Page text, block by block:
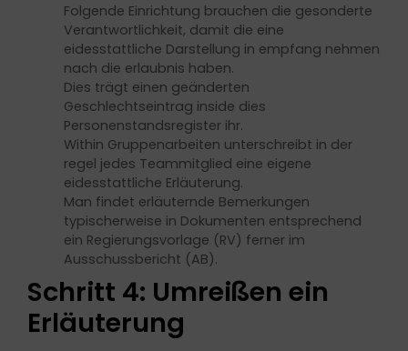
Folgende Einrichtung brauchen die gesonderte
Verantwortlichkeit, damit die eine
eidesstattliche Darstellung in empfang nehmen
nach die erlaubnis haben.
Dies trägt einen geänderten
Geschlechtseintrag inside dies
Personenstandsregister ihr.
Within Gruppenarbeiten unterschreibt in der
regel jedes Teammitglied eine eigene
eidesstattliche Erläuterung.
Man findet erläuternde Bemerkungen
typischerweise in Dokumenten entsprechend
ein Regierungsvorlage (RV) ferner im
Ausschussbericht (AB).
Schritt 4: Umreißen ein
Erläuterung